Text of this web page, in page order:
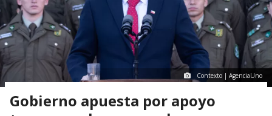
Contexto | AgenciaUno
Gobierno apuesta por apoyo